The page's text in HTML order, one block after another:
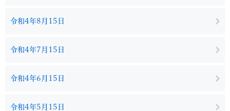
令和4年8月15日
令和4年7月15日
令和4年6月15日
令和4年5月15日